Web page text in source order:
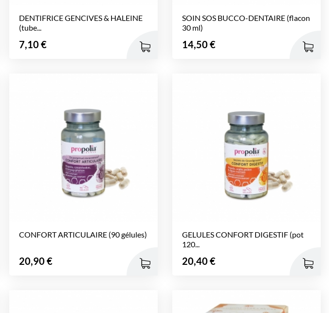
DENTIFRICE GENCIVES & HALEINE
(tube...
Prix
7,10 €
SOIN SOS BUCCO-DENTAIRE (flacon
30 ml)
Prix
14,50 €
CONFORT ARTICULAIRE (90 gélules)
Prix
20,90 €
GELULES CONFORT DIGESTIF (pot
120...
Prix
20,40 €